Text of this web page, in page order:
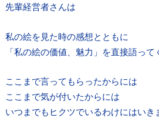
先輩経営者さんは
私の絵を見た時の感想とともに
「私の絵の価値、魅力」を直接語って
ここまで言ってもらったからには
ここまで気が付いたからには
いつまでもヒクツでいるわけにはいき